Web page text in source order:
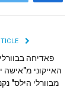
פאדיחה
האייקוני מ"אישה
מבוורלי הילס"